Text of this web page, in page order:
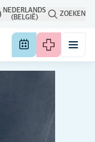
NEDERLANDS
(BELGIË)
ZOEKEN